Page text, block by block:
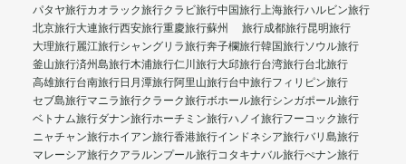
パタヤ旅行カオラック旅行クラビ旅行中国旅行上海旅行ハルビン旅行
北京旅行大連旅行西安旅行重慶旅行蘇州 旅行成都旅行昆明旅行
大理旅行麗江旅行シャングリラ旅行奔子欄旅行韓国旅行ソウル旅行
釜山旅行済州島旅行木浦旅行仁川旅行大邱旅行台湾旅行台北旅行
高雄旅行台南旅行日月潭旅行阿里山旅行台中旅行フィリピン旅行
セブ島旅行マニラ旅行クラーク旅行ボホール旅行シンガポール旅行
ベトナム旅行ダナン旅行ホーチミン旅行ハノイ旅行フーコック旅行
ニャチャン旅行ホイアン旅行香港旅行インドネシア旅行バリ島旅行
マレーシア旅行クアラルンプール旅行コタキナバル旅行ぺナン旅行